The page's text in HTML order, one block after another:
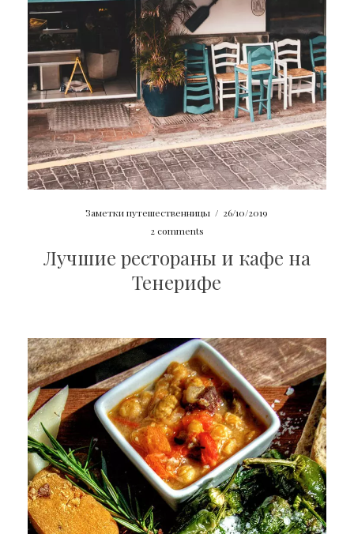
Заметки путешественницы / 26/10/2019
2 comments
Лучшие рестораны и кафе на
Тенерифе